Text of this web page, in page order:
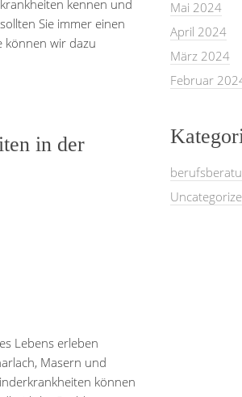
kennen und
Sie immer einen
können wir dazu
in der
Lebens erleben
Masern und
können
Mai 2024
April 2024
März 2024
Februar